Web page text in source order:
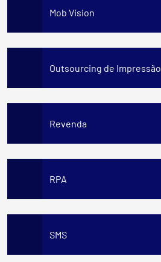
Mob Vision
Outsourcing de Impressão
Revenda
RPA
SMS